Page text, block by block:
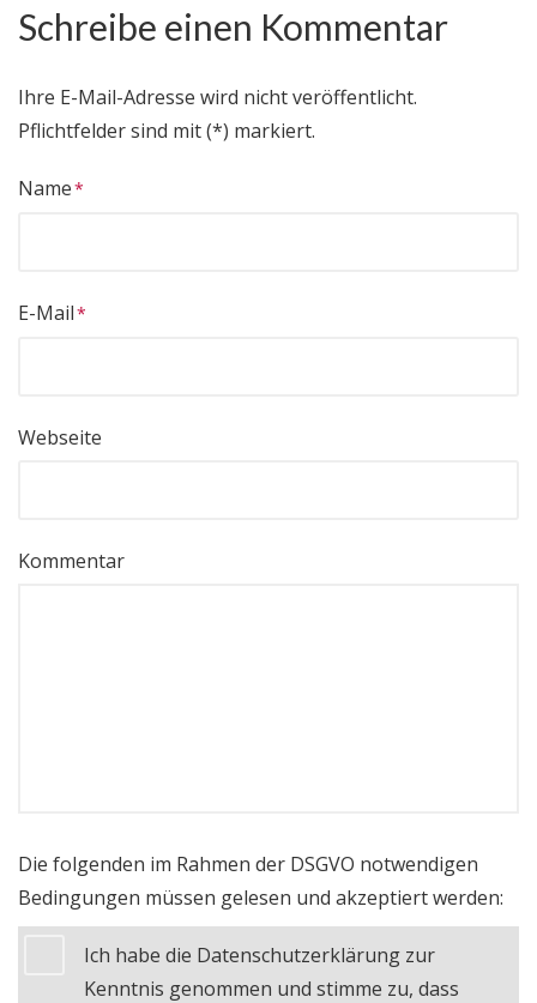
Schreibe einen Kommentar
Ihre E-Mail-Adresse wird nicht veröffentlicht.
Pflichtfelder sind mit (*) markiert.
Name
E-Mail
Webseite
Kommentar
Die folgenden im Rahmen der DSGVO notwendigen
Bedingungen müssen gelesen und akzeptiert werden:
Ich habe die Datenschutzerklärung zur
Kenntnis genommen und stimme zu, dass